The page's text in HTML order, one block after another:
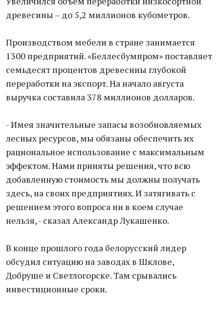
древесины – до 5,2 миллионов кубометров.
Производством мебели в стране занимается
1300 предприятий. «Беллесбумпром» поставляет
семьдесят процентов древесины глубокой
переработки на экспорт. На начало августа
выручка составила 378 миллионов долларов.
- Имея значительные запасы возобновляемых
лесных ресурсов, мы обязаны обеспечить их
рациональное использование с максимальным
эффектом. Нами приняты решения, что всю
добавленную стоимость мы должны получать
здесь, на своих предприятиях. И затягивать с
решением этого вопроса ни в коем случае
нельзя, - сказал Александр Лукашенко.
В конце прошлого года белорусский лидер
обсудил ситуацию на заводах в Шклове,
Добруше и Светлогорске. Там срывались
инвестиционные сроки.